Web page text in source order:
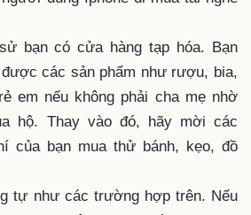
bạn có cửa hàng tạp hóa. Bạn
được các sản phẩm như rượu, bia,
em nếu không phải cha mẹ nhờ
hộ. Thay vào đó, hãy mời các
của bạn mua thử bánh, kẹo, đồ
tự như các trường hợp trên. Nếu